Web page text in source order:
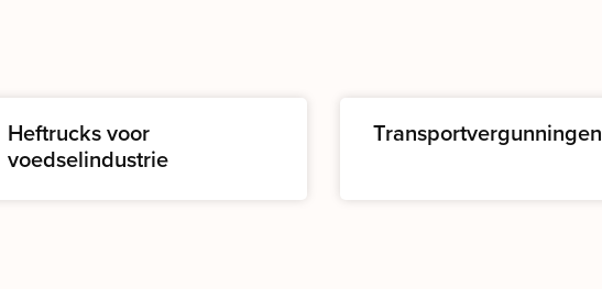
Heftrucks voor
voedselindustrie
Transportvergunningen